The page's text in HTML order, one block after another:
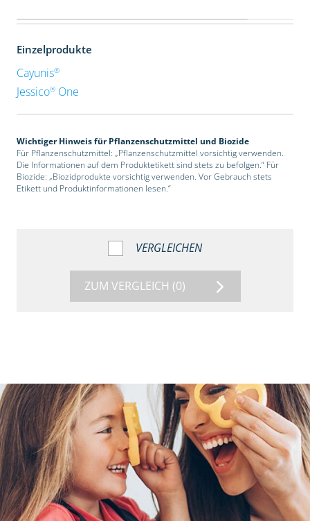
Einzelprodukte
Cayunis®
Jessico®One
Wichtiger Hinweis für Pflanzenschutzmittel und Biozide
Für Pflanzenschutzmittel: „Pflanzenschutzmittel vorsichtig verwenden.
Die Informationen auf dem Produktetikett sind stets zu befolgen.“ Für
Biozide: „Biozidprodukte vorsichtig verwenden. Vor Gebrauch stets
Etikett und Produktinformationen lesen.“
VERGLEICHEN
ZUM VERGLEICH (0)